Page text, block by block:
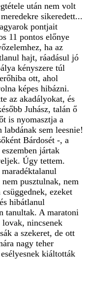
után nem volt
sikeredett...
pontjait
11 pontos előnye
ha az
hajt, ráadásul jó
kényszere túl
ott, ahol
képes hibázni.
az akadályokat, és
Juhász, talán ő
is nyomasztja a
labdának sem leesnie!
Bárdosét -, a
jártak
Úgy tettem.
pusztulnak, nem
ezeket
hibátlanul
tanultak. A maratoni
nincsenek
a szekeret, de ott
nagy teher
kiáltották